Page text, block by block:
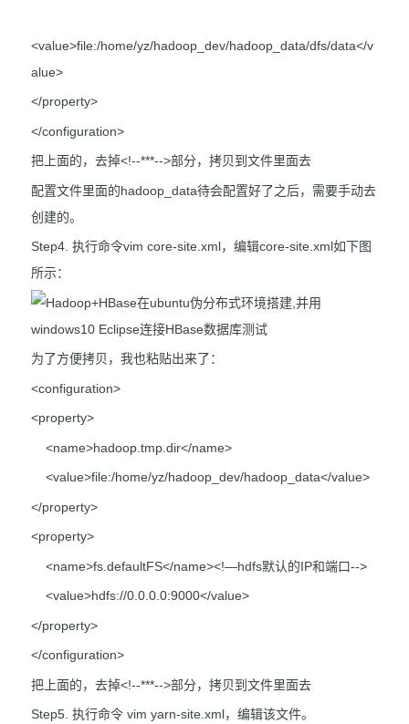
<value>file:/home/yz/hadoop_dev/hadoop_data/dfs/data</v
alue>
</property>
</configuration>
把上面的，去掉<!--***-->部分，拷贝到文件里面去
配置文件里面的hadoop_data待会配置好了之后，需要手动去
创建的。
Step4. 执行命令vim core-site.xml，编辑core-site.xml如下图
所示：
为了方便拷贝，我也粘贴出来了：
<configuration>
<property>
<name>hadoop.tmp.dir</name>
<value>file:/home/yz/hadoop_dev/hadoop_data</value>
</property>
<property>
<name>fs.defaultFS</name><!—hdfs默认的IP和端口-->
<value>hdfs://0.0.0.0:9000</value>
</property>
</configuration>
把上面的，去掉<!--***-->部分，拷贝到文件里面去
Step5. 执行命令 vim yarn-site.xml，编辑该文件。